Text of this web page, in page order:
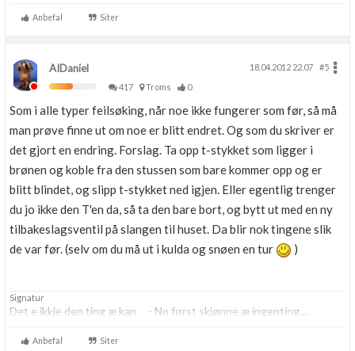
Anbefal Siter
AIDaniel 18.04.2012 22.07
#5
417
Troms 0
Som i alle typer feilsøking, når noe ikke fungerer som før, så må
man prøve finne ut om noe er blitt endret. Og som du skriver er
det gjort en endring. Forslag. Ta opp t-stykket som ligger i
brønen og koble fra den stussen som bare kommer opp og er
blitt blindet, og slipp t-stykket ned igjen. Eller egentlig trenger
du jo ikke den T'en da, så ta den bare bort, og bytt ut med en ny
tilbakeslagsventil på slangen til huset. Da blir nok tingene slik
de var før. (selv om du må ut i kulda og snøen en tur
)
Signatur
Det e ikkje den ting æ kan. - No først skjønne æ ingenting....
Anbefal Siter